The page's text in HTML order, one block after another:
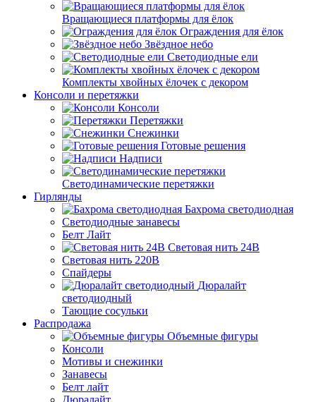
Вращающиеся платформы для ёлок
Ограждения для ёлок
Звёздное небо
Светодиодные ели
Комплекты хвойных ёлочек с декором
Консоли и перетяжки
Консоли
Перетяжки
Снежинки
Готовые решения
Надписи
Светодинамические перетяжки
Гирлянды
Бахрома светодиодная
Светодиодные занавесы
Белт Лайт
Световая нить 24В
Световая нить 220В
Спайдеры
Дюралайт
светодиодный
Тающие сосульки
Распродажа
Объемные фигуры
Консоли
Мотивы и снежинки
Занавесы
Белт лайт
Дюралайт